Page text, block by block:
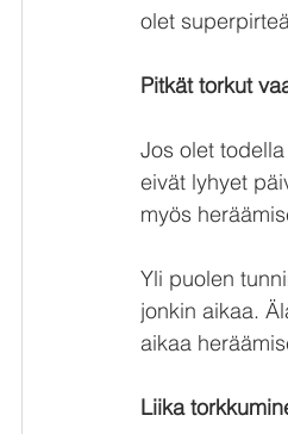
olet
Pitkät torkut
Jos olet
eivät lyhyet
myös
Yli puolen
jonkin aikaa.
aikaa
Liika